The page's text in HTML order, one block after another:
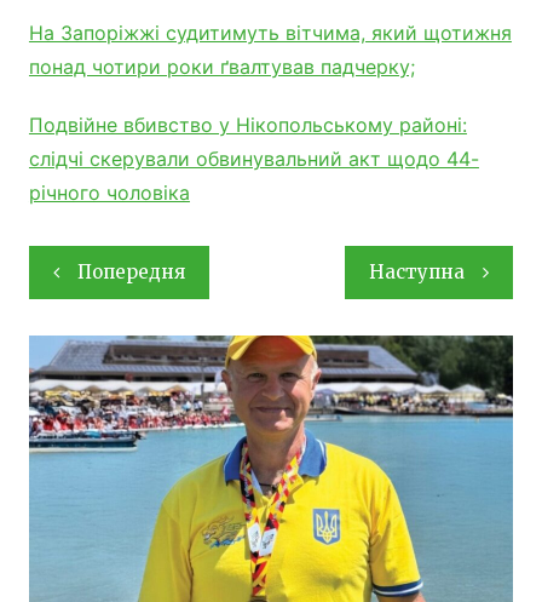
На Запоріжжі судитимуть вітчима, який щотижня
понад чотири роки ґвалтував падчерку;
Подвійне вбивство у Нікопольському районі:
слідчі скерували обвинувальний акт щодо 44-
річного чоловіка
Навігація
записів
Попередня Наступна